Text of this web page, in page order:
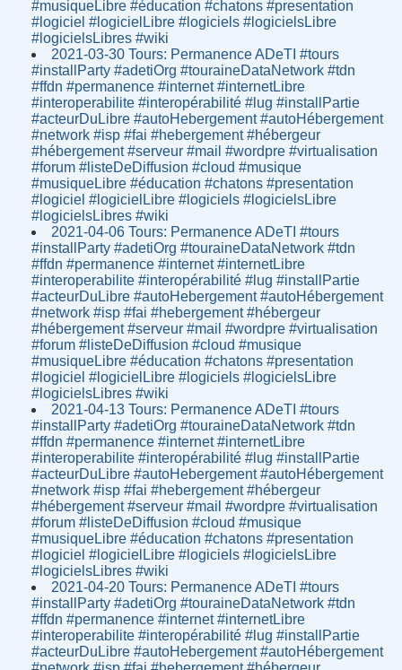
#musiqueLibre #éducation #chatons #presentation
#logiciel #logicielLibre #logiciels #logicielsLibre
#logicielsLibres #wiki
2021-03-30 Tours: Permanence ADeTI #tours
#installParty #adetiOrg #touraineDataNetwork #tdn
#ffdn #permanence #internet #internetLibre
#interoperabilite #interopérabilité #lug #installPartie
#acteurDuLibre #autoHebergement #autoHébergement
#network #isp #fai #hebergement #hébergeur
#hébergement #serveur #mail #wordpre #virtualisation
#forum #listeDeDiffusion #cloud #musique
#musiqueLibre #éducation #chatons #presentation
#logiciel #logicielLibre #logiciels #logicielsLibre
#logicielsLibres #wiki
2021-04-06 Tours: Permanence ADeTI #tours
#installParty #adetiOrg #touraineDataNetwork #tdn
#ffdn #permanence #internet #internetLibre
#interoperabilite #interopérabilité #lug #installPartie
#acteurDuLibre #autoHebergement #autoHébergement
#network #isp #fai #hebergement #hébergeur
#hébergement #serveur #mail #wordpre #virtualisation
#forum #listeDeDiffusion #cloud #musique
#musiqueLibre #éducation #chatons #presentation
#logiciel #logicielLibre #logiciels #logicielsLibre
#logicielsLibres #wiki
2021-04-13 Tours: Permanence ADeTI #tours
#installParty #adetiOrg #touraineDataNetwork #tdn
#ffdn #permanence #internet #internetLibre
#interoperabilite #interopérabilité #lug #installPartie
#acteurDuLibre #autoHebergement #autoHébergement
#network #isp #fai #hebergement #hébergeur
#hébergement #serveur #mail #wordpre #virtualisation
#forum #listeDeDiffusion #cloud #musique
#musiqueLibre #éducation #chatons #presentation
#logiciel #logicielLibre #logiciels #logicielsLibre
#logicielsLibres #wiki
2021-04-20 Tours: Permanence ADeTI #tours
#installParty #adetiOrg #touraineDataNetwork #tdn
#ffdn #permanence #internet #internetLibre
#interoperabilite #interopérabilité #lug #installPartie
#acteurDuLibre #autoHebergement #autoHébergement